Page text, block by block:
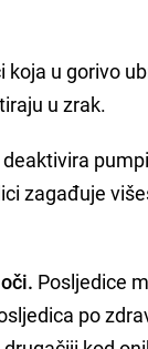
koja u gorivo
u zrak.
zagađuje
Posljedice
po